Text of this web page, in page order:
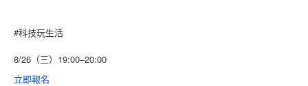
#科技玩生活
8/26（三）19:00–20:00
立即報名